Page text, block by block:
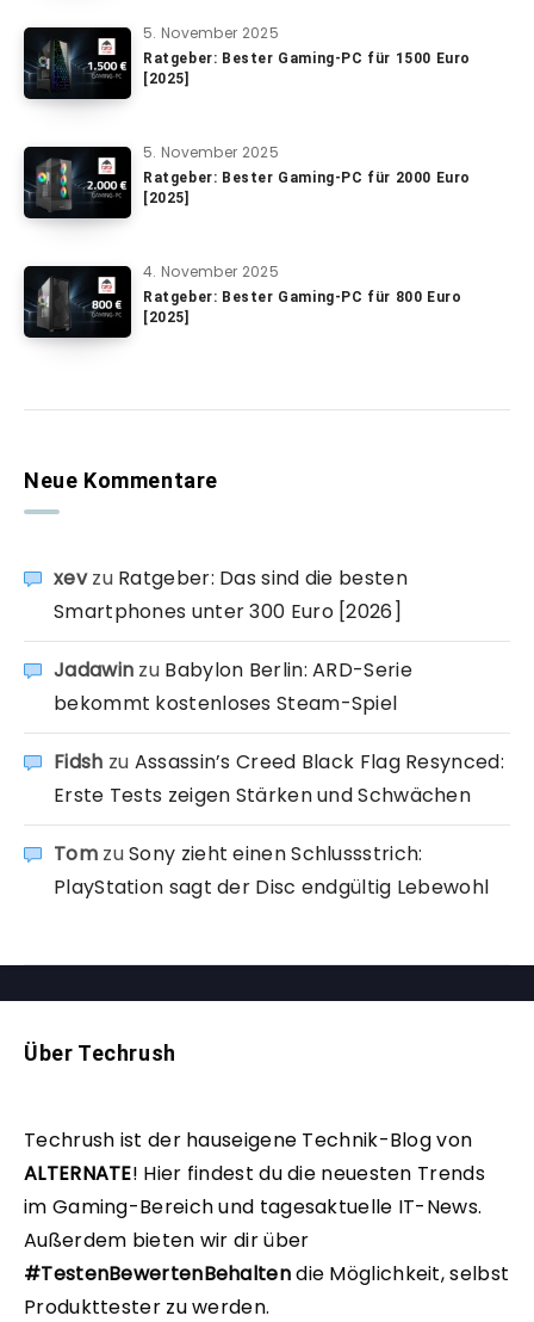
5. November 2025
Ratgeber: Bester Gaming-PC für 1500 Euro
[2025]
5. November 2025
Ratgeber: Bester Gaming-PC für 2000 Euro
[2025]
4. November 2025
Ratgeber: Bester Gaming-PC für 800 Euro
[2025]
Neue Kommentare
xevzu Ratgeber: Das sind die besten
Smartphones unter 300 Euro [2026]
Jadawin zu Babylon Berlin: ARD-Serie
bekommt kostenloses Steam-Spiel
Fidsh zu Assassin’s Creed Black Flag Resynced:
Erste Tests zeigen Stärken und Schwächen
TomzuSony zieht einen Schlussstrich:
PlayStation sagt der Disc endgültig Lebewohl
Über Techrush
Techrush ist der hauseigene Technik-Blog von
ALTERNATE! Hier findest du die neuesten Trends
im Gaming-Bereich und tagesaktuelle IT-News.
Außerdem bieten wir dir über
#TestenBewertenBehaltendie Möglichkeit, selbst
Produkttester zu werden.